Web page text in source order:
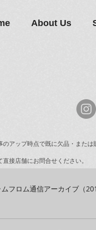
About Us
アップ時点で既に欠品・また
接店舗にお問合せください。
ムフロム通信アーカイブ（